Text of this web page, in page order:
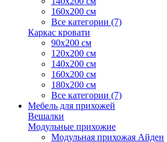
160х200 см
Все категории (7)
Каркас кровати
90х200 см
120х200 см
140х200 см
160х200 см
180х200 см
Все категории (7)
Мебель для прихожей
Вешалки
Модульные прихожие
Модульная прихожая Айден